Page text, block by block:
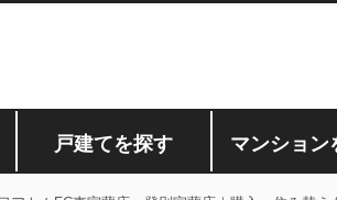
戸建てを探す マンション